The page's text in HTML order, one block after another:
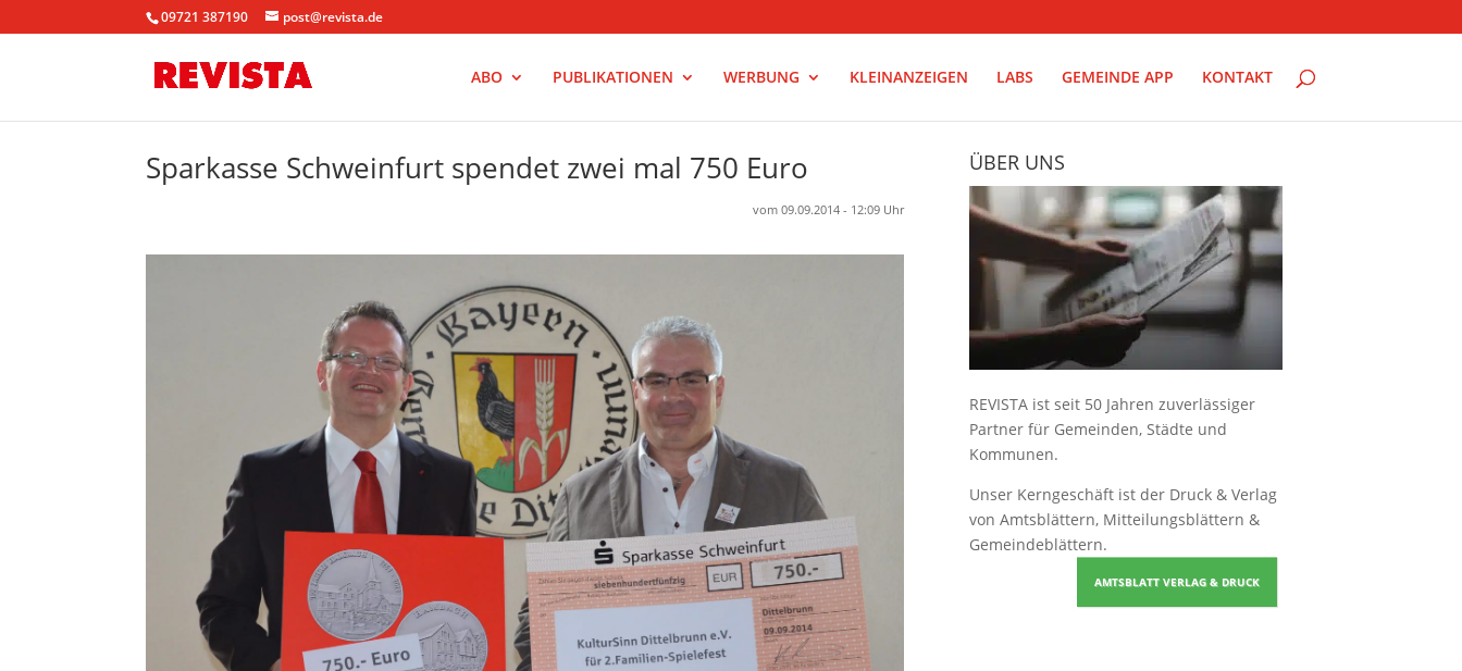
09721 387190 post@revista.de
ABO PUBLIKATIONEN WERBUNG KLEINANZEIGEN LABS GEMEINDE APP KONTAKT
Sparkasse Schweinfurt spendet zwei mal 750 Euro
vom 09.09.2014 - 12:09 Uhr
ÜBER UNS
REVISTA ist seit 50 Jahren zuverlässiger
Partner für Gemeinden, Städte und
Kommunen.
Unser Kerngeschäft ist der Druck & Verlag
von Amtsblättern, Mitteilungsblättern &
Gemeindeblättern.
AMTSBLATT VERLAG & DRUCK